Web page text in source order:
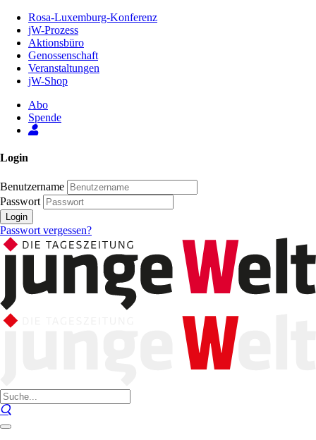
Inhalt
Seite
Rosa-Luxemburg-Konferenz
jW-Prozess
Aktionsbüro
Genossenschaft
Veranstaltungen
jW-Shop
Abo
Spende
Login
Benutzername
Passwort
Login
Passwort vergessen?